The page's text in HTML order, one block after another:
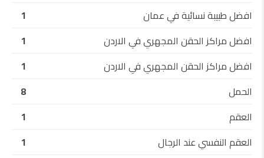
افضل طبيبة نسائية في عمان
1
افضل مراكز الحقن المجهري في الاردن
1
افضل مراكز الحقن المجهري في الاردن
1
الحمل
8
العقم
1
العقم النفسي عند الرجال
1